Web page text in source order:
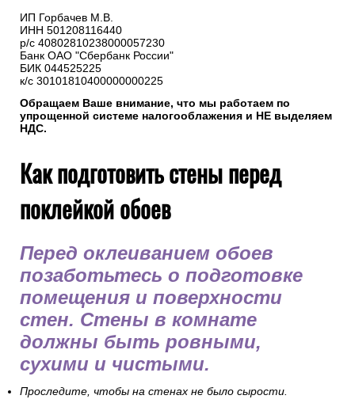
ИП Горбачев М.В.
ИНН 501208116440
р/с 40802810238000057230
Банк ОАО "Сбербанк России"
БИК 044525225
к/с 30101810400000000225
Обращаем Ваше внимание, что мы работаем по
упрощенной системе налогооблажения и НЕ выделяем
НДС.
Как подготовить стены перед
поклейкой обоев
Перед оклеиванием обоев
позаботьтесь о подготовке
помещения и поверхности
стен. Стены в комнате
должны быть ровными,
сухими и чистыми.
Проследите, чтобы на стенах не было сырости.